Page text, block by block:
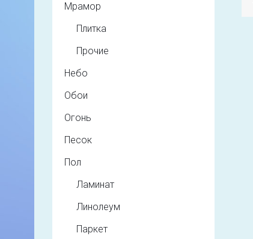
Мрамор
Плитка
Прочие
Небо
Обои
Огонь
Песок
Пол
Ламинат
Линолеум
Паркет